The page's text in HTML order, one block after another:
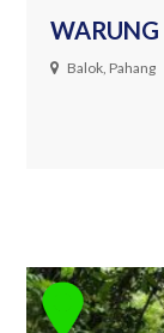
Balok, Pahang